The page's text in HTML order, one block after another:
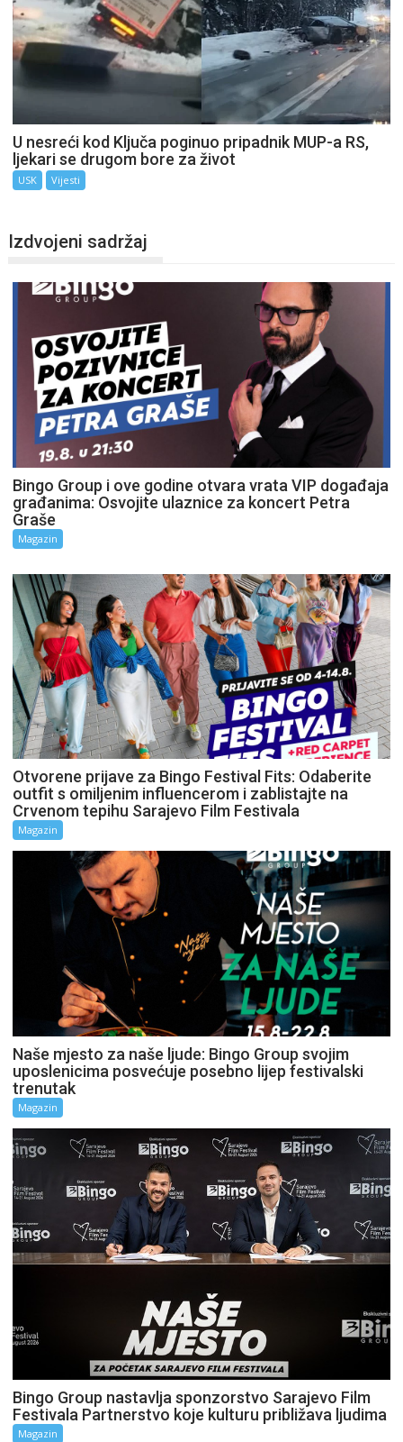
U nesreći kod Ključa poginuo pripadnik MUP-a RS,
ljekari se drugom bore za život
USK Vijesti
Izdvojeni sadržaj
Bingo Group i ove godine otvara vrata VIP događaja
građanima: Osvojite ulaznice za koncert Petra
Graše
Magazin
Otvorene prijave za Bingo Festival Fits: Odaberite
outfit s omiljenim influencerom i zablistajte na
Crvenom tepihu Sarajevo Film Festivala
Magazin
Naše mjesto za naše ljude: Bingo Group svojim
uposlenicima posvećuje posebno lijep festivalski
trenutak
Magazin
Bingo Group nastavlja sponzorstvo Sarajevo Film
Festivala Partnerstvo koje kulturu približava ljudima
Magazin